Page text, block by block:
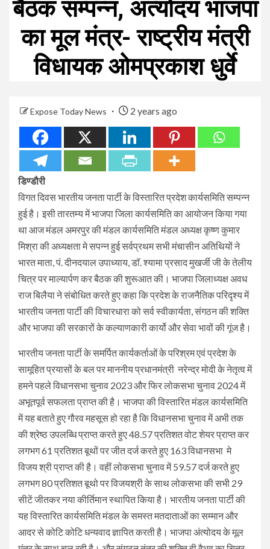
बैठक सम्पन्न, अत्योदय भाजपा
का मूल मंत्र- राष्ट्रीय मंत्री
विधायक ओमप्रकाश धुर्वे
Expose Today News 2 years ago
डिण्डौरी
विगत दिवस भारतीय जनता पार्टी के विस्तारित प्रदेश कार्यसमिति सम्पन्न
हुई है। इसी तारतम्य में भाजपा जिला कार्यसमिति का आयोजन किया गया
था आज मंडल अमरपुर की मंडल कार्यसमिति मंडल अध्यक्ष कृष्ण कुमार
मिश्रा की अध्यक्षता मे सपन्न हुई सर्वप्रथम सभी मंचासीन अतिथियों ने
भारत माता, पं. दीनदयाल उपाध्याय, डाॅ. श्यामा प्रसाद मुखर्जी जी के तेलीय
चित्र पर माल्यार्पण कर बैठक की शुरूआत की। भाजपा जिलाध्यक्ष अवध
राज बिलैया ने संबोधित करते हुए कहा कि प्रदेश के राजनैतिक परिदृश्य में
भारतीय जनता पार्टी की विचारधारा को सर्व स्वीकार्यता, संगठन की शक्ति
और भाजपा की सरकारों के कल्याणकारी कार्यो और सेवा भावों की गूंज है।
भारतीय जनता पार्टी के समर्पित कार्यकर्ताओं के परिश्रम एवं प्रदेश के
सामूहित प्रयासों के बल पर माननीय प्रधानमंत्री नरेन्द्र मोदी के नेतृत्व में
हमने पहले विधानसभा चुनाव 2023 और फिर लोकसभा चुनाव 2024 में
अभूतपूर्व सफलता प्राप्त की है। भाजपा की विस्तारित मंडल कार्यसमिति
में यह बताते हुए गौरव महसूस हो रहा है कि विधानसभा चुनाव में अभी तक
की श्रेष्ठ उपलब्धि प्राप्त करते हुए 48.57 प्रतिशत वोट शेयर प्राप्त कर
लगभग 61 प्रतिशत बूथों पर जीत दर्ज करते हुए 163 विधानसभा मे
विजय श्री प्राप्त की है। वहीं लोकसभा चुनाव में 59.57 दर्ज करते हुए
लगभग 80 प्रतिशत बूथो पर विजयश्री के साथ लोकसभा की सभी 29
सीटें जीतकर नया कीर्तिमान स्थापित किया है। भारतीय जनता पार्टी की
यह विस्तारित कार्यसमिति मंडल के समस्त मतदाताओं का सम्मान और
आदर से कोटि कोटि धन्यवाद ज्ञापित करती है। भाजपा अंत्योदय के मूल